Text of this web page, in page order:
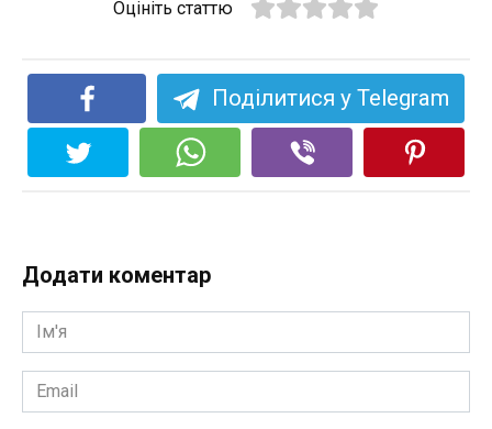
Оцініть статтю
Поділитися у Telegram
Додати коментар
Ім'я
*
Email
*